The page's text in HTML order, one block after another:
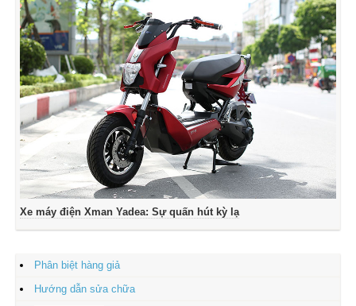
Xe máy điện Xman Yadea: Sự quấn hút kỳ lạ
Phân biệt hàng giả
Hướng dẫn sửa chữa